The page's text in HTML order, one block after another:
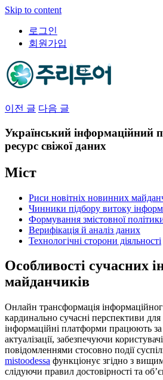
Skip to content
로그인
회원가입
이전 글 다음 글
Український інформаційний
ресурс свіжої даних
Міст
Риси новітніх новинних
Чинники підбору витоку
Формування змістовної
Верифікація й аналіз даних
Технологічні сторони діяльності
Особливості сучасних
майданчиків
Онлайн трансформація
кардинально сучасні перспективи для
інформаційні платформи працюють за
актуалізації, забезпечуючи
повідомленнями стосовно події
mistoodessa функціонує згідно з
слідуючи правил достовірності та